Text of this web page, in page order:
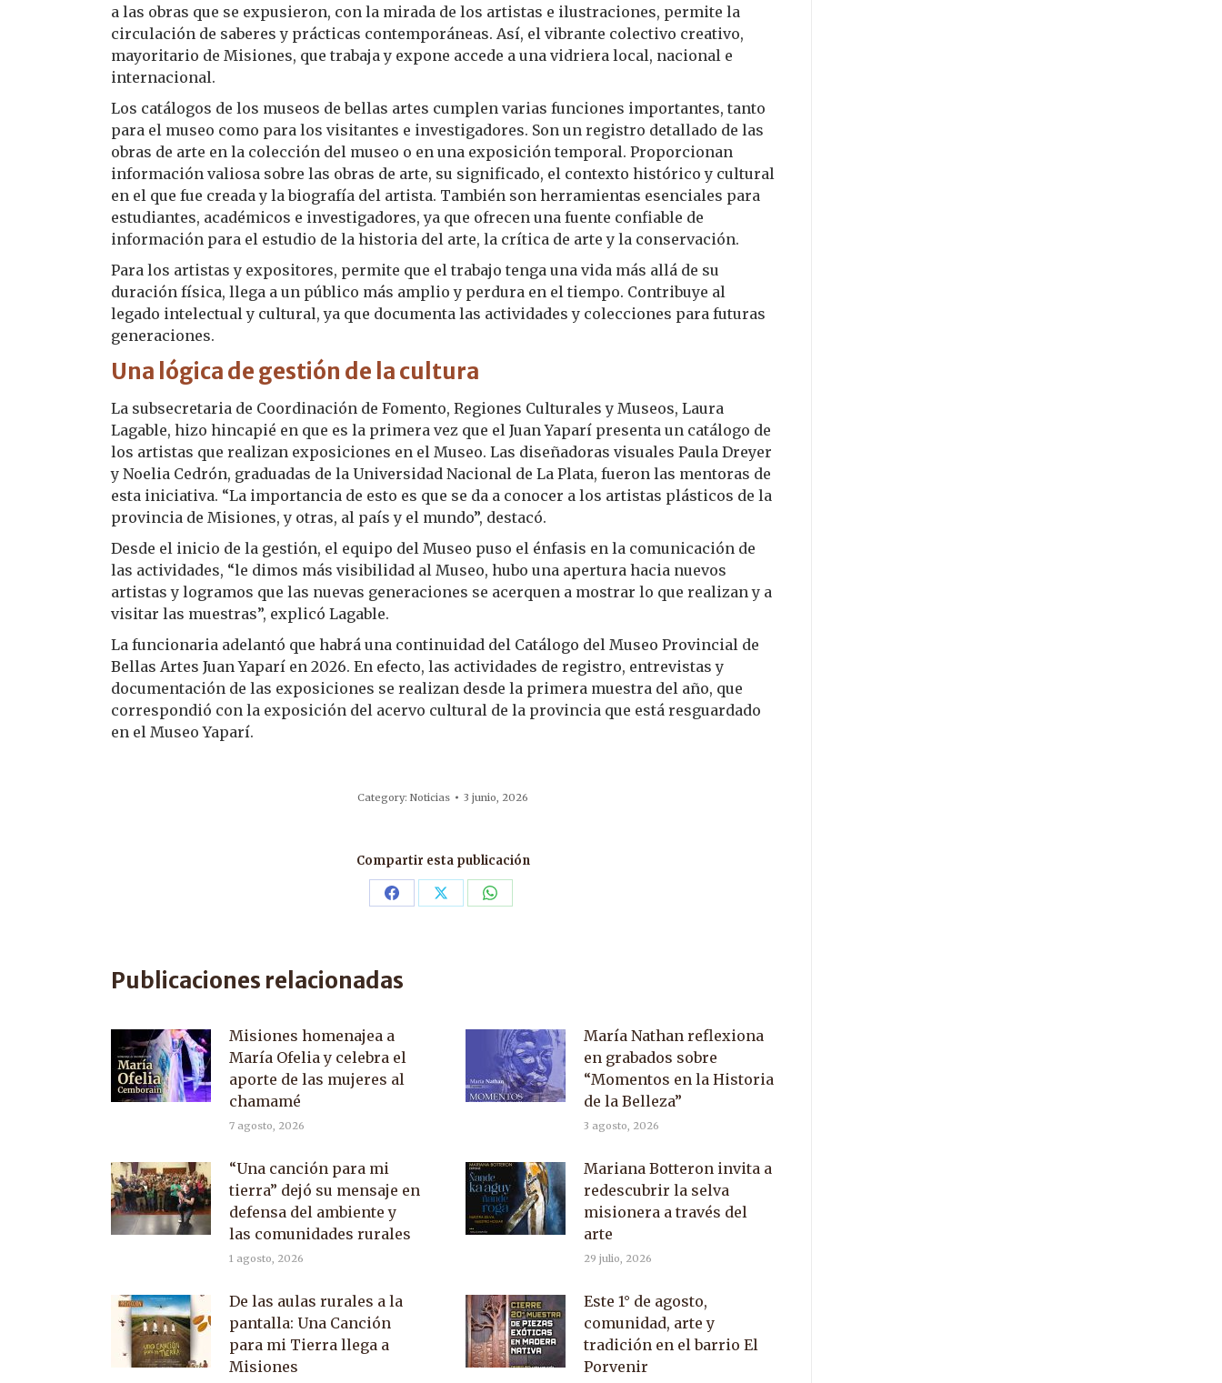
a las obras que se expusieron, con la mirada de los artistas e ilustraciones, permite la
circulación de saberes y prácticas contemporáneas. Así, el vibrante colectivo creativo,
mayoritario de Misiones, que trabaja y expone accede a una vidriera local, nacional e
internacional.
Los catálogos de los museos de bellas artes cumplen varias funciones importantes, tanto
para el museo como para los visitantes e investigadores. Son un registro detallado de las
obras de arte en la colección del museo o en una exposición temporal. Proporcionan
información valiosa sobre las obras de arte, su significado, el contexto histórico y cultural
en el que fue creada y la biografía del artista. También son herramientas esenciales para
estudiantes, académicos e investigadores, ya que ofrecen una fuente confiable de
información para el estudio de la historia del arte, la crítica de arte y la conservación.
Para los artistas y expositores, permite que el trabajo tenga una vida más allá de su
duración física, llega a un público más amplio y perdura en el tiempo. Contribuye al
legado intelectual y cultural, ya que documenta las actividades y colecciones para futuras
generaciones.
Una lógica de gestión de la cultura
La subsecretaria de Coordinación de Fomento, Regiones Culturales y Museos, Laura
Lagable, hizo hincapié en que es la primera vez que el Juan Yaparí presenta un catálogo de
los artistas que realizan exposiciones en el Museo. Las diseñadoras visuales Paula Dreyer
y Noelia Cedrón, graduadas de la Universidad Nacional de La Plata, fueron las mentoras de
esta iniciativa. “La importancia de esto es que se da a conocer a los artistas plásticos de la
provincia de Misiones, y otras, al país y el mundo”, destacó.
Desde el inicio de la gestión, el equipo del Museo puso el énfasis en la comunicación de
las actividades, “le dimos más visibilidad al Museo, hubo una apertura hacia nuevos
artistas y logramos que las nuevas generaciones se acerquen a mostrar lo que realizan y a
visitar las muestras”, explicó Lagable.
La funcionaria adelantó que habrá una continuidad del Catálogo del Museo Provincial de
Bellas Artes Juan Yaparí en 2026. En efecto, las actividades de registro, entrevistas y
documentación de las exposiciones se realizan desde la primera muestra del año, que
correspondió con la exposición del acervo cultural de la provincia que está resguardado
en el Museo Yaparí.
Category: Noticias 3 junio, 2026
Compartir esta publicación
Share Share Share
Publicaciones relacionadas
Misiones homenajea a
María Ofelia y celebra el
aporte de las mujeres al
chamamé
7 agosto, 2026
María Nathan reflexiona
en grabados sobre
“Momentos en la Historia
de la Belleza”
3 agosto, 2026
“Una canción para mi
tierra” dejó su mensaje en
defensa del ambiente y
las comunidades rurales
1 agosto, 2026
Mariana Botteron invita a
redescubrir la selva
misionera a través del
arte
29 julio, 2026
De las aulas rurales a la
pantalla: Una Canción
para mi Tierra llega a
Misiones
Este 1° de agosto,
comunidad, arte y
tradición en el barrio El
Porvenir